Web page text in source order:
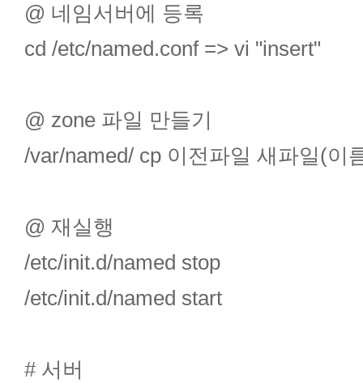
@ 네임서버에 등록
cd /etc/named.conf => vi "insert"
@ zone 파일 만들기
/var/named/ cp 이전파일 새파일(이
@ 재실행
/etc/init.d/named stop
/etc/init.d/named start
# 서버